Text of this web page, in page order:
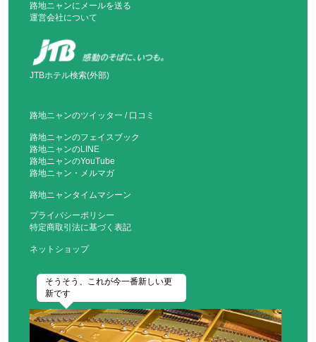
路地ニャンにメールを送る
運営会社について
JTBホテル検索(外部)
路地ニャンのツイッター / 口コミ
路地ニャンのフェイスブック
路地ニャンのLINE
路地ニャンのYouTube
路地ニャン・メルマガ
路地ニャンタイムマシーン
プライバシーポリシー
特定商取引法に基づく表記
ネットショップ
そうそう、これが今一番新しい更
新です